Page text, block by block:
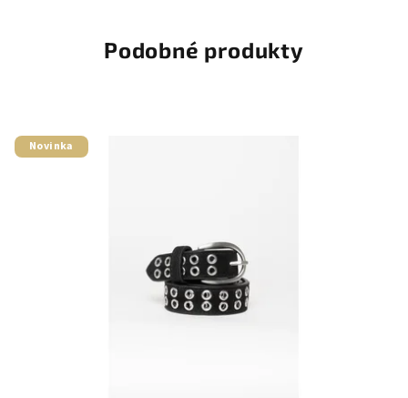
Podobné produkty
Novinka